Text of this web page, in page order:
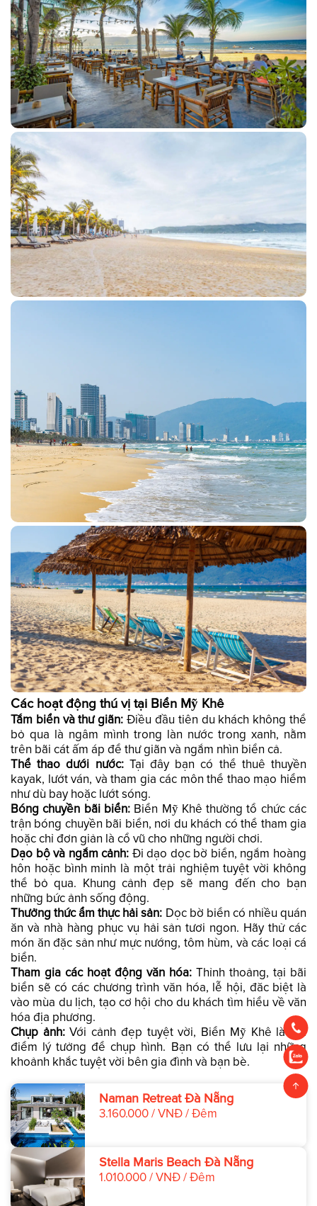
Các hoạt động thú vị tại Biển Mỹ Khê
Tắm biển và thư giãn: Điều đầu tiên du khách không thể
bỏ qua là ngâm mình trong làn nước trong xanh, nằm
trên bãi cát ấm áp để thư giãn và ngắm nhìn biển cả.
Thể thao dưới nước:Tại đây bạn có thể thuê thuyền
kayak, lướt ván, và tham gia các môn thể thao mạo hiểm
như dù bay hoặc lướt sóng.
Bóng chuyền bãi biển:Biển Mỹ Khê thường tổ chức các
trận bóng chuyền bãi biển, nơi du khách có thể tham gia
hoặc chỉ đơn giản là cổ vũ cho những người chơi.
Dạo bộ và ngắm cảnh: Đi dạo dọc bờ biển, ngắm hoàng
hôn hoặc bình minh là một trải nghiệm tuyệt vời không
thể bỏ qua. Khung cảnh đẹp sẽ mang đến cho bạn
những bức ảnh sống động.
Thưởng thức ẩm thực hải sản: Dọc bờ biển có nhiều quán
ăn và nhà hàng phục vụ hải sản tươi ngon. Hãy thử các
món ăn đặc sản như mực nướng, tôm hùm, và các loại cá
biển.
Tham gia các hoạt động văn hóa: Thỉnh thoảng, tại bãi
biển sẽ có các chương trình văn hóa, lễ hội, đăc biệt là
vào mùa du lịch, tạo cơ hội cho du khách tìm hiểu về văn
hóa địa phương.
Chụp ảnh:Với cảnh đẹp tuyệt vời, Biển Mỹ Khê là địa
điểm lý tưởng để chụp hình. Bạn có thể lưu lại những
khoảnh khắc tuyệt vời bên gia đình và bạn bè.
Naman Retreat Đà Nẵng
3.160.000 / VNĐ / Đêm
Stella Maris Beach Đà Nẵng
1.010.000 / VNĐ / Đêm